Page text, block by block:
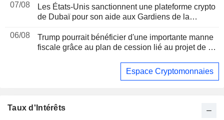
07/08
Les États-Unis sanctionnent une plateforme crypto
de Dubaï pour son aide aux Gardiens de la
06/08
Trump pourrait bénéficier d'une importante manne
fiscale grâce au plan de cession lié au projet de loi
Espace Cryptomonnaies
Taux d'Intérêts